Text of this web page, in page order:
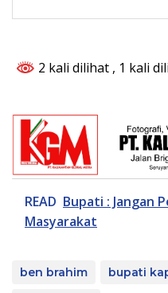
2 kali dilihat , 1 kali
READ Bupati : Jangan
Masyarakat
ben brahim bupati